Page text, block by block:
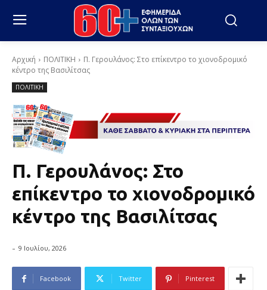
Αρχική ΠΟΛΙΤΙΚΗ
Π. Γερουλάνος: Στο επίκεντρο το χιονοδρομικό
κέντρο της Βασιλίτσας
ΠΟΛΙΤΙΚΗ
Π. Γερουλάνος: Στο
επίκεντρο το χιονοδρομικό
κέντρο της Βασιλίτσας
- 9 Ιουλίου, 2026
Facebook Twitter Pinterest